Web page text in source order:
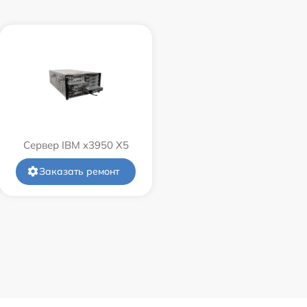
Сервер IBM x3950 X5
Заказать ремонт